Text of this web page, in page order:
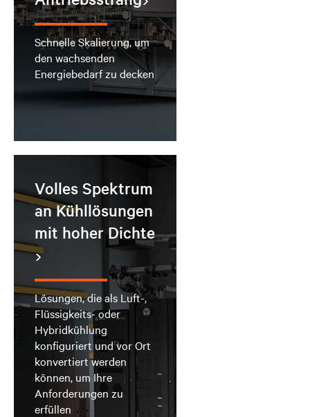
Schnelle Skalierung, um
den wachsenden
Energiebedarf zu decken
Volles Spektrum
an Kühllösungen
mit hoher Dichte
Lösungen, die als Luft-,
Flüssigkeits- oder
Hybridkühlung
konfiguriert und vor Ort
konvertiert werden
können, um Ihre
Anforderungen zu
erfüllen